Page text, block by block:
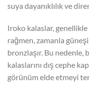
suya dayanıklılık ve
Iroko kalaslar,
rağmen, zamanla
bronzlaşır. Bu nedenle,
kalaslarını dış cephe
görünüm elde etmeyi